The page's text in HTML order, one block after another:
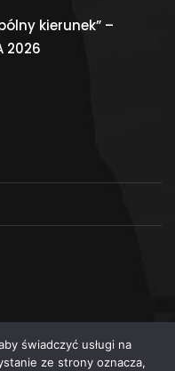
kierunek” –
2026
świadczyć usługi na
ze strony oznacza,